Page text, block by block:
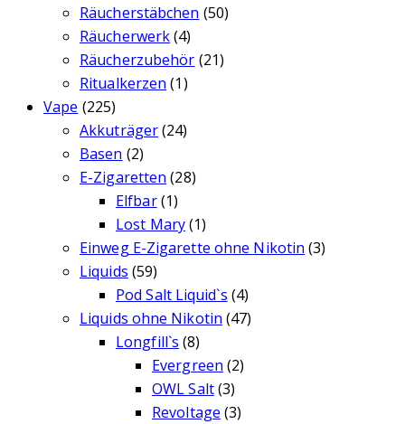
Räucherstäbchen (50)
Räucherwerk(4)
Räucherzubehör (21)
Ritualkerzen (1)
Vape (225)
Akkuträger(24)
Basen (2)
E-Zigaretten (28)
Elfbar(1)
Lost Mary(1)
Einweg E-Zigarette ohne Nikotin (3)
Liquids (59)
Pod Salt Liquid`s (4)
Liquids ohne Nikotin (47)
Longfill`s (8)
Evergreen (2)
OWL Salt(3)
Revoltage (3)